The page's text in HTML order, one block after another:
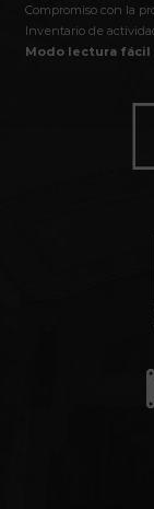
Compromiso con la
Inventario de
Modo lectura fácil